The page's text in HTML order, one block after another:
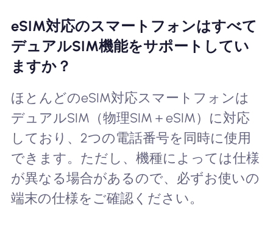
eSIM対応のスマートフォンはすべて
デュアルSIM機能をサポートしてい
ますか？
ほとんどのeSIM対応スマートフォンは
デュアルSIM（物理SIM＋eSIM）に対応
しており、2つの電話番号を同時に使用
できます。ただし、機種によっては仕様
が異なる場合があるので、必ずお使いの
端末の仕様をご確認ください。